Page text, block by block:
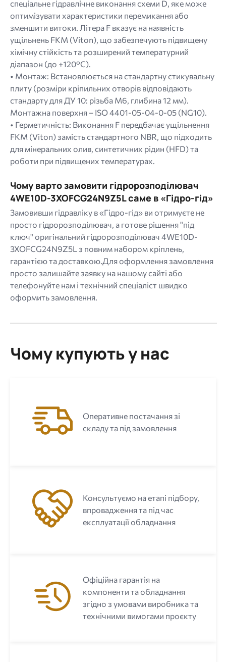
спеціальне гідравлічне виконання схеми D, яке може
оптимізувати характеристики перемикання або
зменшити витоки. Літера F вказує на наявність
ущільнень FKM (Viton), що забезпечують підвищену
хімічну стійкість та розширений температурний
діапазон (до +120°C).
• Монтаж: Встановлюється на стандартну стикувальну
плиту (розміри кріпильних отворів відповідають
стандарту для ДУ 10: різьба M6, глибина 12 мм).
Монтажна поверхня – ISO 4401-05-04-0-05 (NG10).
• Герметичність: Виконання F передбачає ущільнення
FKM (Viton) замість стандартного NBR, що підходить
для мінеральних олив, синтетичних рідин (HFD) та
роботи при підвищених температурах.
Чому варто замовити гідророзподілювач
4WE10D-3XOFCG24N9Z5L саме в «Гідро-гід»
Замовивши гідравліку в «Гідро-гід» ви отримуєте не
просто гідророзподілювач, а готове рішення "під
ключ" оригінальний гідророзподілювач 4WE10D-
3XOFCG24N9Z5L з повним набором кріплень,
гарантією та доставкою.Для оформлення замовлення
просто залишайте заявку на нашому сайті або
телефонуйте нам і технічний спеціаліст швидко
оформить замовлення.
Чому купують у нас
Оперативне постачання зі
складу та під замовлення
Консультуємо на етапі підбору,
впровадження та під час
експлуатації обладнання
Офіційна гарантія на
компоненти та обладнання
згідно з умовами виробника та
технічними вимогами проєкту